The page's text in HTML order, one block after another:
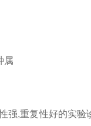
属
强,重复性好的实